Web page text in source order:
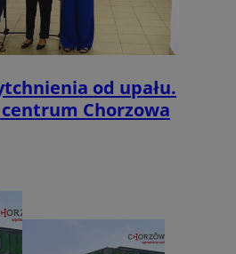
od upału.
Chorzowa